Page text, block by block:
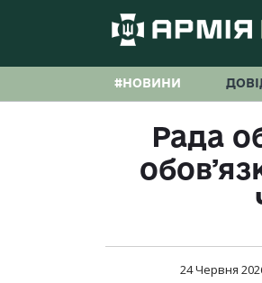
#НОВИНИ
Рада
24 Червня